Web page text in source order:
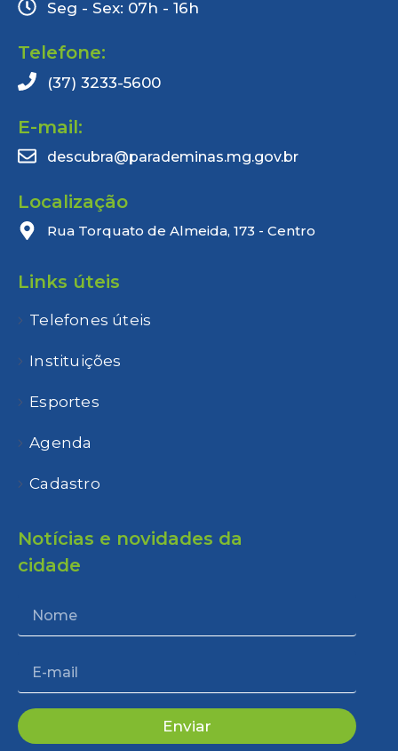
Seg - Sex: 07h - 16h
Telefone:
(37) 3233-5600
E-mail:
descubra@parademinas.mg.gov.br
Localização
Rua Torquato de Almeida, 173 - Centro
Links úteis
Telefones úteis
Instituições
Esportes
Agenda
Cadastro
Notícias e novidades da
cidade
Enviar